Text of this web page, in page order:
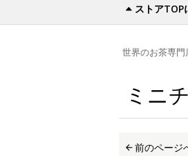
ストアTOP
世界のお茶専門
ミニ
前のページ